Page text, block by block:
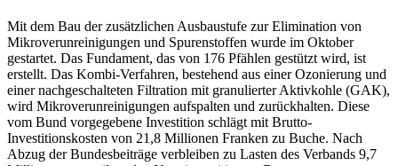
Mit dem Bau der zusätzlichen Ausbaustufe zur Elimination von
Mikroverunreinigungen und Spurenstoffen wurde im Oktober
gestartet. Das Fundament, das von 176 Pfählen gestützt wird, ist
erstellt. Das Kombi-Verfahren, bestehend aus einer Ozonierung und
einer nachgeschalteten Filtration mit granulierter Aktivkohle (GAK),
wird Mikroverunreinigungen aufspalten und zurückhalten. Diese
vom Bund vorgegebene Investition schlägt mit Brutto-
Investitionskosten von 21,8 Millionen Franken zu Buche. Nach
Abzug der Bundesbeiträge verbleiben zu Lasten des Verbands 9,7